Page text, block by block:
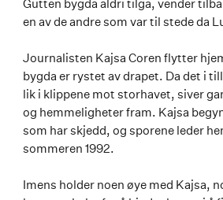
Gutten bygda aldri tilga, vender
en av de andre som var til stede da
Journalisten Kajsa Coren flytter
bygda er rystet av drapet. Da det i
lik i klippene mot storhavet, siver
og hemmeligheter fram. Kajsa
som har skjedd, og sporene leder
sommeren 1992.
Imens holder noen øye med Kajsa,